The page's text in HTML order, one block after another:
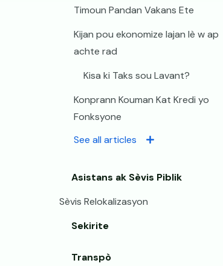
Timoun Pandan Vakans Ete
Kijan pou ekonomize lajan lè w ap
achte rad
Kisa ki Taks sou Lavant?
Konprann Kouman Kat Kredi yo
Fonksyone
See all articles
Asistans ak Sèvis Piblik
Sèvis Relokalizasyon
Sekirite
Transpò